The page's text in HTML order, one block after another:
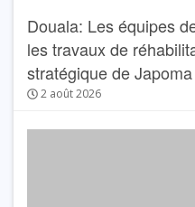
Douala: Les équipes
les travaux de
stratégique de Japoma
2 août 2026